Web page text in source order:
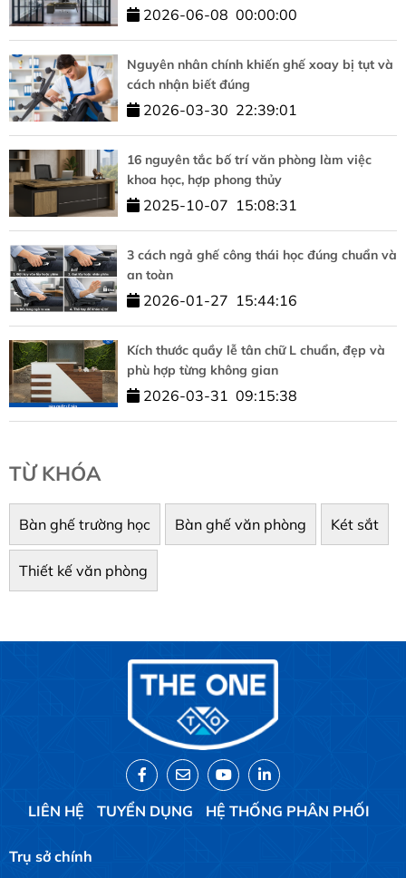
thủy2026-06-08 00:00:00
Nguyên nhân chính khiến ghế xoay bị tụt và
cách nhận biết đúng
2026-03-30 22:39:01
16 nguyên tắc bố trí văn phòng làm việc
khoa học, hợp phong thủy
2025-10-07 15:08:31
3 cách ngả ghế công thái học đúng chuẩn và
an toàn
2026-01-27 15:44:16
Kích thước quầy lễ tân chữ L chuẩn, đẹp và
phù hợp từng không gian
2026-03-31 09:15:38
TỪ KHÓA
Bàn ghế trường học Bàn ghế văn phòng Két sắt
Thiết kế văn phòng
LIÊN HỆ TUYỂN DỤNG HỆ THỐNG PHÂN PHỐI
Trụ sở chính